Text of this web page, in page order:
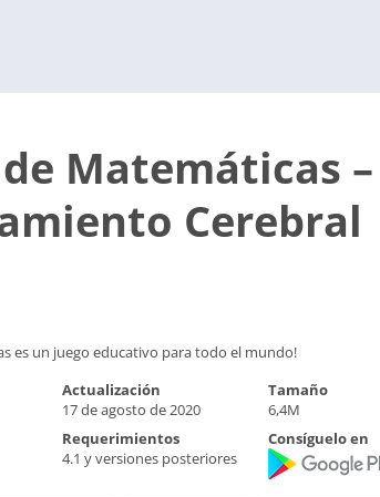
de Matemáticas –
Cerebral
es un juego educativo para todo el mundo!
Actualización
17 de agosto de 2020
Tamaño
6,4M
Requerimientos
4.1 y versiones posteriores
Consíguelo en